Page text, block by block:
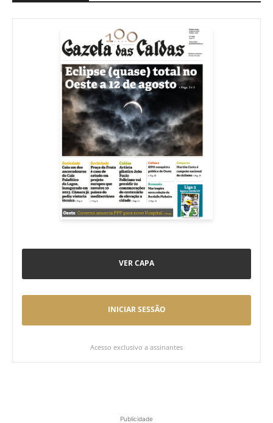
VER CAPA
INICIAR SESSÃO
Acesso exclusivo a assinantes
Publicidade